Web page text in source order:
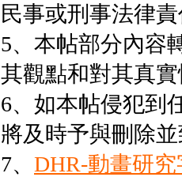
民事或刑事法律
5、本帖部分內容
其觀點和對其真
6、如本帖侵犯到
將及時予與刪除
7、 DHR-動畫研